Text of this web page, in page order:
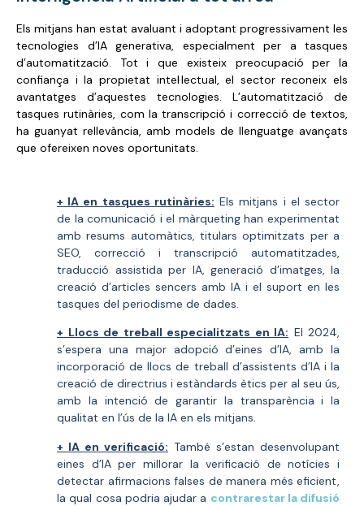
Els mitjans han estat avaluant i adoptant progressivament les
tecnologies d’IA generativa, especialment per a tasques
d’automatització. Tot i que existeix preocupació per la
confiança i la propietat intel·lectual, el sector reconeix els
avantatges d’aquestes tecnologies. L’automatització de
tasques rutinàries, com la transcripció i correcció de textos,
ha guanyat rellevància, amb models de llenguatge avançats
que ofereixen noves oportunitats.
+ IA en tasques rutinàries: Els mitjans i el sector
de la comunicació i el màrqueting han experimentat
amb resums automàtics, titulars optimitzats per a
SEO, correcció i transcripció automatitzades,
traducció assistida per IA, generació d’imatges, la
creació d’articles sencers amb IA i el suport en les
tasques del periodisme de dades.
+ Llocs de treball especialitzats en IA: El 2024,
s’espera una major adopció d’eines d’IA, amb la
incorporació de llocs de treball d’assistents d’IA i la
creació de directrius i estàndards ètics per al seu ús,
amb la intenció de garantir la transparència i la
qualitat en l’ús de la IA en els mitjans.
+ IA en verificació: També s’estan desenvolupant
eines d’IA per millorar la verificació de notícies i
detectar afirmacions falses de manera més eficient,
la qual cosa podria ajudar a contrarestar la difusió